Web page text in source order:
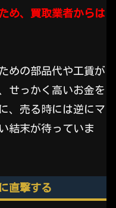
め、買取業者からは
めの部品代や工賃が
せっかく高いお金を
、売る時には逆にマ
結末が待っていま
直撃する